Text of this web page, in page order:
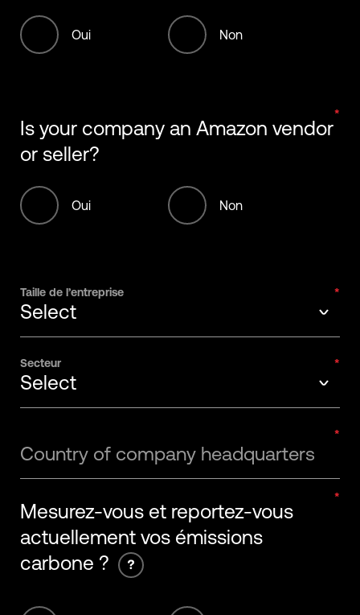
Oui Non
Is your company an Amazon vendor
or seller?
Oui Non
Taille de l’entreprise
Select
Select
1-20 Employees
51-200 Employees
201-500 Employees
501-1000 Employees
Secteur
Select
Apparel
Biotech, healthcare & pharma
Energy and Power
Country of company headquarters
Mesurez-vous et reportez-vous
actuellement vos émissions
carbone ?